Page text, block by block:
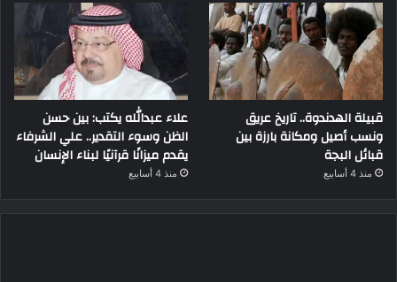
قبيلة الهدندوة.. تاريخ عريق
ونسب أصيل ومكانة بارزة بين
قبائل البجة
منذ 4 أسابيع
علاء عبدالله يكتب: بين حسن
الظن وسوء التقدير.. علي الشرفاء
يقدم ميزانًا قرآنيًا لبناء الإنسان
منذ 4 أسابيع